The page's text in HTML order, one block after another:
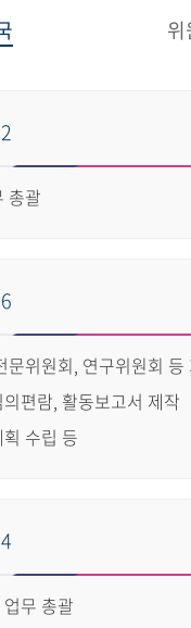
위
총괄
문위원회, 연구위원회 등
편람, 활동보고서 제작
수립 등
무 총괄